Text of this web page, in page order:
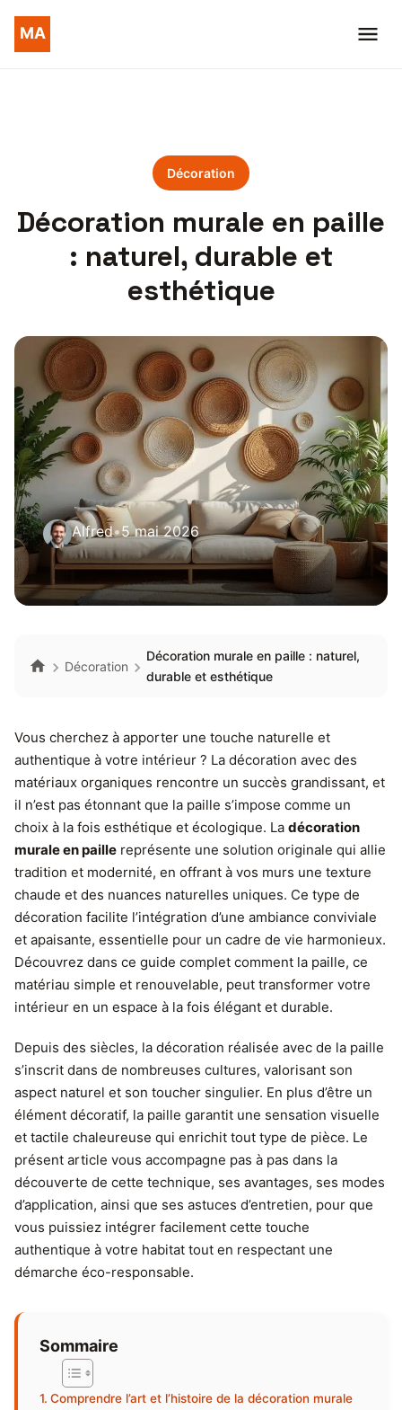
Décoration
Décoration murale en paille
: naturel, durable et
esthétique
Alfred•5 mai 2026
Décoration
Décoration murale en paille : naturel,
durable et esthétique
Vous cherchez à apporter une touche naturelle et
authentique à votre intérieur ? La décoration avec des
matériaux organiques rencontre un succès grandissant, et
il n’est pas étonnant que la paille s’impose comme un
choix à la fois esthétique et écologique. La décoration
murale en paille représente une solution originale qui allie
tradition et modernité, en offrant à vos murs une texture
chaude et des nuances naturelles uniques. Ce type de
décoration facilite l’intégration d’une ambiance conviviale
et apaisante, essentielle pour un cadre de vie harmonieux.
Découvrez dans ce guide complet comment la paille, ce
matériau simple et renouvelable, peut transformer votre
intérieur en un espace à la fois élégant et durable.
Depuis des siècles, la décoration réalisée avec de la paille
s’inscrit dans de nombreuses cultures, valorisant son
aspect naturel et son toucher singulier. En plus d’être un
élément décoratif, la paille garantit une sensation visuelle
et tactile chaleureuse qui enrichit tout type de pièce. Le
présent article vous accompagne pas à pas dans la
découverte de cette technique, ses avantages, ses modes
d’application, ainsi que ses astuces d’entretien, pour que
vous puissiez intégrer facilement cette touche
authentique à votre habitat tout en respectant une
démarche éco-responsable.
Sommaire
Comprendre l’art et l’histoire de la décoration murale